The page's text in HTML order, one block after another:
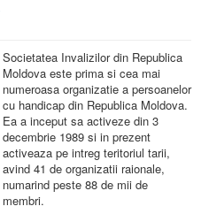
Societatea Invalizilor din Republica
Moldova este prima si cea mai
numeroasa organizatie a persoanelor
cu handicap din Republica Moldova.
Ea a inceput sa activeze din 3
decembrie 1989 si in prezent
activeaza pe intreg teritoriul tarii,
avind 41 de organizatii raionale,
numarind peste 88 de mii de
membri.